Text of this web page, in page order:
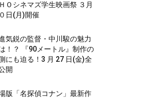
Ｏシネマズ学生映画祭 ３月
日(月)開催
気鋭の監督・中川駿の魅力
！？ 『90メートル』制作の
にも迫る！3 月 27 日(金)全
開
版「名探偵コナン」最新作